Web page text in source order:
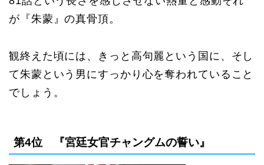
が『朱蒙』の真骨頂。
観終えた頃には、きっと高句麗という国に、そし
て朱蒙という男にすっかり心を奪われていること
でしょう。
第4位 『宮廷女官チャングムの誓い』